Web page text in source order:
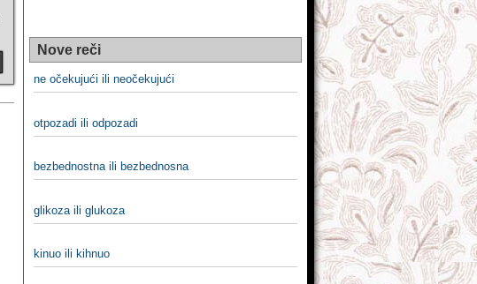
Nove reči
ne očekujući ili neočekujući
otpozadi ili odpozadi
bezbednostna ili bezbednosna
glikoza ili glukoza
kinuo ili kihnuo